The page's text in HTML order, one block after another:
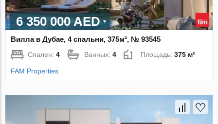
6 350 000 AED
Вилла в Дубае, 4 спальни, 375м², № 93545
Спален:4 Ванных:4 Площадь:375 м²
FAM Properties